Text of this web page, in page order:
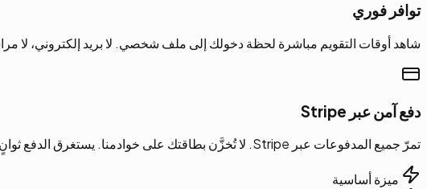
توافر فوري
شاهد أوقات التقويم مباشرة لحظة دخولك إلى ملف شخصي. لا بريد إلكتروني، لا
دفع آمن عبر Stripe
تمرّ جميع المدفوعات عبر Stripe. لا تُخزَّن بطاقتك على خوادمنا. يستغرق الدفع ثوانٍ ويعمل مع جميع البطاقات الرئيسية و Apple / Google Pay.
ميزة أساسية